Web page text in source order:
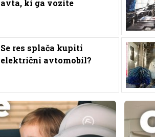
avta, ki ga vozite
Se res splača kupiti
električni avtomobil?